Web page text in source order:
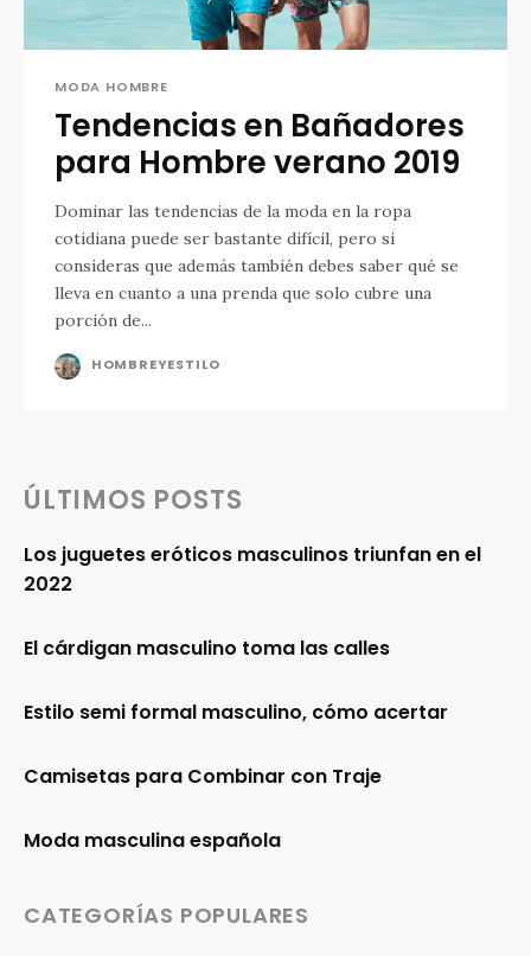
MODA HOMBRE
Tendencias en Bañadores
para Hombre verano 2019
Dominar las tendencias de la moda en la ropa
cotidiana puede ser bastante difícil, pero si
consideras que además también debes saber qué se
lleva en cuanto a una prenda que solo cubre una
porción de...
HOMBREYESTILO
ÚLTIMOS POSTS
Los juguetes eróticos masculinos triunfan en el
2022
El cárdigan masculino toma las calles
Estilo semi formal masculino, cómo acertar
Camisetas para Combinar con Traje
Moda masculina española
CATEGORÍAS POPULARES